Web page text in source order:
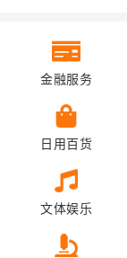
金融服务
日用百货
文体娱乐